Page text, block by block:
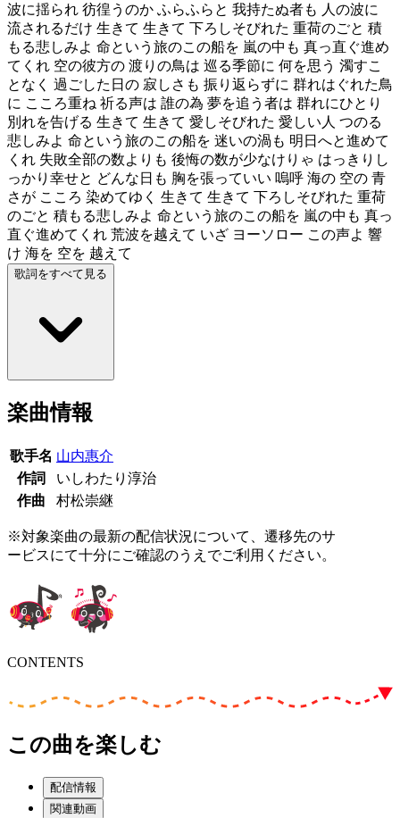
波に揺られ 彷徨うのか ふらふらと 我持たぬ者も 人の波に
流されるだけ 生きて 生きて 下ろしそびれた 重荷のごと 積
もる悲しみよ 命という旅のこの船を 嵐の中も 真っ直ぐ進め
てくれ 空の彼方の 渡りの鳥は 巡る季節に 何を思う 濁すこ
となく 過ごした日の 寂しさも 振り返らずに 群れはぐれた鳥
に こころ重ね 祈る声は 誰の為 夢を追う者は 群れにひとり
別れを告げる 生きて 生きて 愛しそびれた 愛しい人 つのる
悲しみよ 命という旅のこの船を 迷いの渦も 明日へと進めて
くれ 失敗全部の数よりも 後悔の数が少なけりゃ はっきりし
っかり幸せと どんな日も 胸を張っていい 嗚呼 海の 空の 青
さが こころ 染めてゆく 生きて 生きて 下ろしそびれた 重荷
のごと 積もる悲しみよ 命という旅のこの船を 嵐の中も 真っ
直ぐ進めてくれ 荒波を越えて いざ ヨーソロー この声よ 響
け 海を 空を 越えて
歌詞をすべて見る
楽曲情報
歌手名 山内惠介
作詞
いしわたり淳治
作曲
村松崇継
※対象楽曲の最新の配信状況について、遷移先のサ
ービスにて十分にご確認のうえでご利用ください。
CONTENTS
この曲を楽しむ
配信情報
関連動画